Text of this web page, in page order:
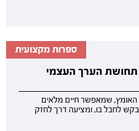
ספרות מקצועית
תחושת הערך העצמי
שמאפשר חיים מלאים
לחבל בו, ומציעה דרך לחזק